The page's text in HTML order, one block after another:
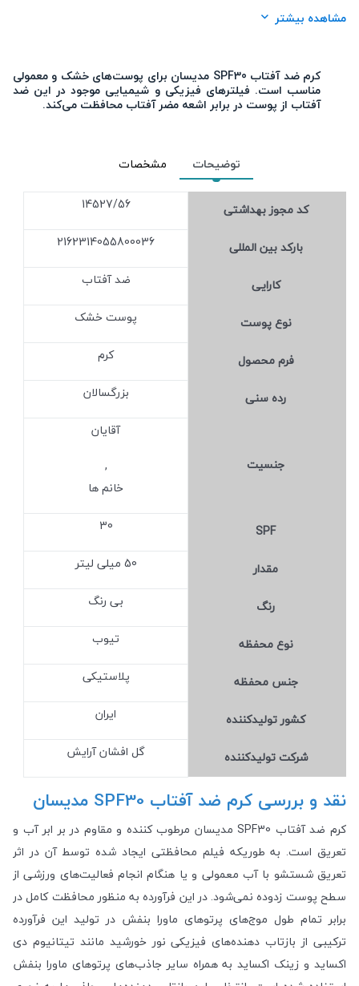
SPF:
30
رنگ:
بی رنگ
برند:مدیسان (medisun)
شرکت تولید کننده:
گل افشان آرایش
مشاهده بیشتر
کرم ضد آفتاب SPF30 مدیسان برای پوست‌های خشک و معمولی
مناسب است. فیلترهای فیزیکی و شیمیایی موجود در این ضد
آفتاب از پوست در برابر اشعه مضر آفتاب محافظت می‌کند.
توضیحات مشخصات
کد مجوز بهداشتی 14527/56
بارکد بین المللی 2162314055800036
کارایی ضد آفتاب
نوع پوست پوست خشک
فرم محصول کرم
رده سنی بزرگسالان
جنسیت
آقایان
,
خانم ها
SPF
30
مقدار 50 میلی لیتر
رنگ بی رنگ
نوع محفظه تیوب
جنس محفظه پلاستیکی
کشور تولید‎کننده ایران
شرکت تولید‎کننده گل افشان آرایش
نقد و بررسی کرم ضد آفتاب SPF30 مدیسان
کرم ضد آفتاب SPF30 مدیسان مرطوب کننده و مقاوم در بر ابر آب و
تعریق است. به طوریکه فیلم محافظتی ایجاد شده توسط آن در اثر
تعریق شستشو با آب معمولی و یا هنگام انجام فعالیت‌های ورزشی از
سطح پوست زدوده نمی‌شود. در این فرآورده به منظور محافظت کامل در
برابر تمام طول موج‌های پرتوهای ماورا بنفش در تولید این فرآورده
ترکیبی از بازتاب دهنده‌های فیزیکی نور خورشید مانند تیتانیوم دی
اکساید و زینک اکساید به همراه سایر جاذب‌های پرتو‌های ماورا بنفش